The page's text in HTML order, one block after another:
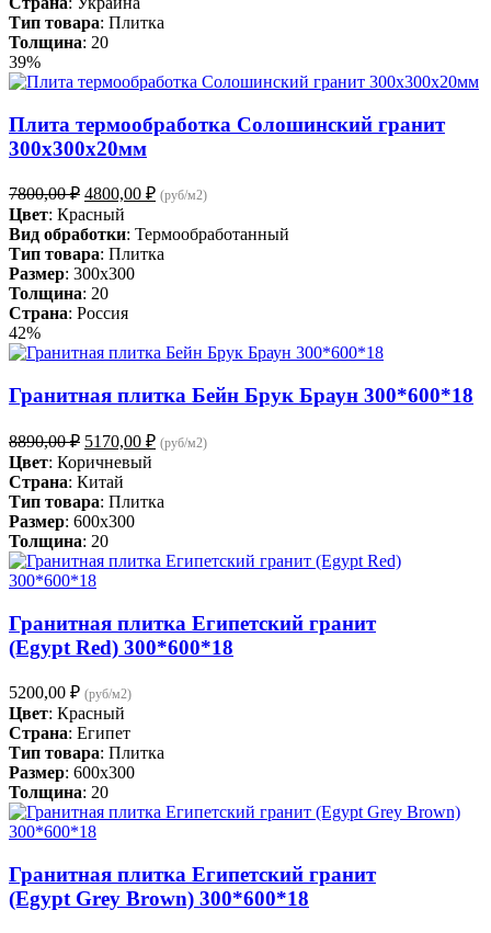
Тип товара: Плитка
Толщина: 20
39%
Плита термообработка Солошинский гранит
300х300х20мм
7800,00₽ Первоначальная
цена
составляла
7800,00 ₽.
4800,00 ₽Текущая
цена:
4800,00 ₽.
(руб/м2)
Цвет: Красный
Вид обработки: Термообработанный
Тип товара: Плитка
Размер: 300x300
Толщина: 20
Страна: Россия
42%
Гранитная плитка Бейн Брук Браун 300*600*18
8890,00₽ Первоначальная
цена
составляла
8890,00 ₽.
5170,00 ₽Текущая
цена:
(руб/м2)
Цвет: Коричневый
Страна: Китай
Тип товара: Плитка
Размер: 600x300
Толщина: 20
Гранитная плитка Египетский гранит
(Egypt Red) 300*600*18
5200,00 ₽ (руб/м2)
Цвет: Красный
Страна: Египет
Тип товара: Плитка
Размер: 600x300
Толщина: 20
Гранитная плитка Египетский гранит
(Egypt Grey Brown) 300*600*18